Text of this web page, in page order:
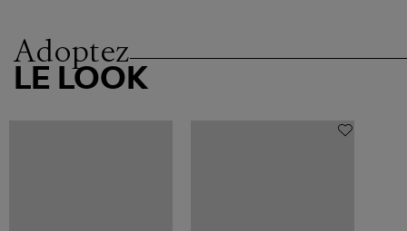
Adoptez
LE LOOK